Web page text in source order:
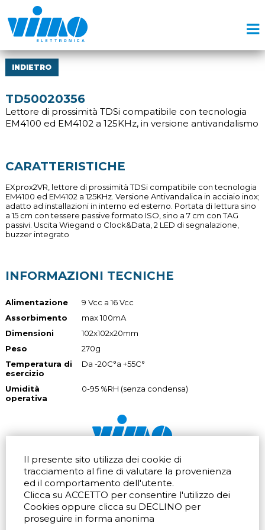
Il presente sito utilizza dei cookie di
tracciamento al fine di valutare la provenienza
ed il comportamento dell'utente.
Clicca su ACCETTO per consentire l'utilizzo dei
Cookies oppure clicca su DECLINO per
proseguire in forma anonima
INDIETRO
TD50020356
Lettore di prossimità TDSi compatibile con tecnologia
EM4100 ed EM4102 a 125KHz, in versione antivandalismo
CARATTERISTICHE
EXprox2VR, lettore di prossimità TDSi compatibile con tecnologia
EM4100 ed EM4102 a 125KHz. Versione Antivandalica in acciaio inox;
adatto ad installazioni in interno ed esterno. Portata di lettura sino
a 15 cm con tessere passive formato ISO, sino a 7 cm con TAG
passivi. Uscita Wiegand o Clock&Data, 2 LED di segnalazione,
buzzer integrato
INFORMAZIONI TECNICHE
Alimentazione
9 Vcc a 16 Vcc
Assorbimento
max 100mA
Dimensioni
102x102x20mm
Peso
270g
Temperatura di
esercizio
Da -20C°a +55C°
Umidità
operativa
0-95 %RH (senza condensa)
Via dell'artigianato 32Q
20865 Usmate Velate (MB)
Indicazioni Stradali
Tel. +39 039 672520
Fax +39 039 672568
Email
Via Pontina 583
Roma (RM) 00128
Tel.+39 06 80079273
Indicazioni Stradali
Via San Crispino 64
Padova (PD) 35129